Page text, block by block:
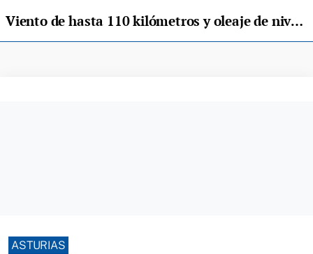
Viento de hasta 110 kilómetros y oleaje de nivel rojo, el paso de "Aline" por Asturias
ASTURIAS